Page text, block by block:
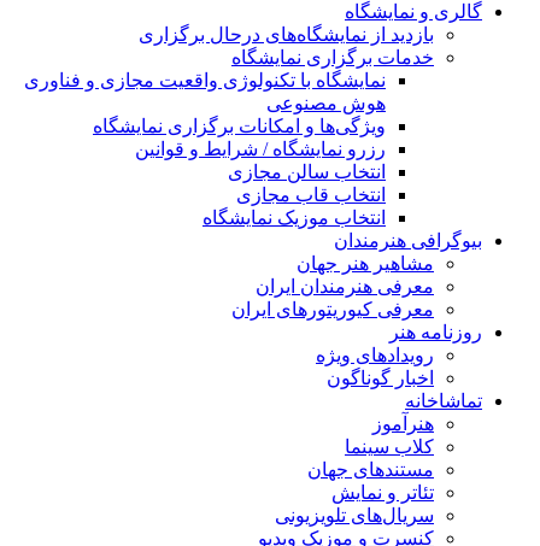
گالری و نمایشگاه
بازدید از نمایشگاه‌های درحال برگزاری
خدمات برگزاری نمایشگاه
نمایشگاه با تکنولوژی واقعیت مجازی و فناوری
هوش مصنوعی
ویژگی‌ها و امکانات برگزاری نمایشگاه
رزرو نمایشگاه / شرایط و قوانین
انتخاب سالن مجازی
انتخاب قاب مجازی
انتخاب موزیک نمایشگاه
بیوگرافی هنرمندان
مشاهیر هنر جهان
معرفی هنرمندان ایران
معرفی کیوریتورهای ایران
روزنامه هنر
رویدادهای ویژه
اخبار گوناگون
تماشاخانه
هنرآموز
کلاب سینما
مستندهای جهان
تئاتر و نمایش
سریال‌های تلویزیونی
کنسرت و موزیک ویدیو